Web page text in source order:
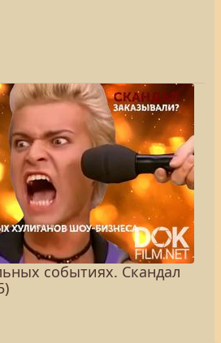
событиях. Скандал